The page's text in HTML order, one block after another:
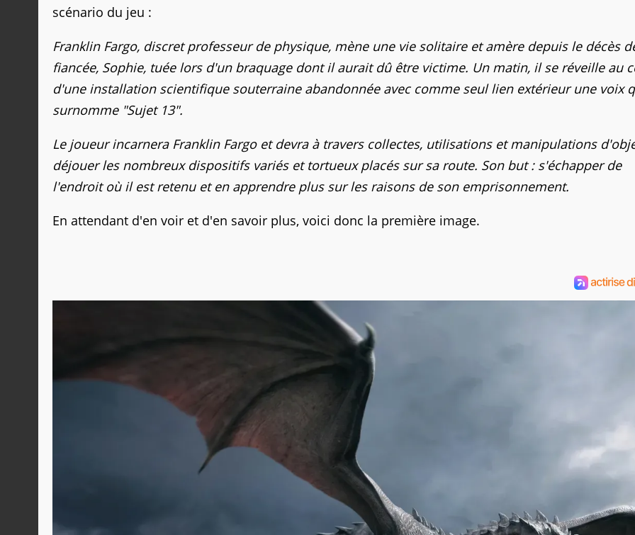
scénario du jeu :
Franklin Fargo, discret professeur de physique, mène une vie solitaire et amère depuis le décès
fiancée, Sophie, tuée lors d'un braquage dont il aurait dû être victime. Un matin, il se réveille au
d'une installation scientifique souterraine abandonnée avec comme seul lien extérieur une voix
surnomme "Sujet 13".
Le joueur incarnera Franklin Fargo et devra à travers collectes, utilisations et manipulations
déjouer les nombreux dispositifs variés et tortueux placés sur sa route. Son but : s'échapper de
l'endroit où il est retenu et en apprendre plus sur les raisons de son emprisonnement.
En attendant d'en voir et d'en savoir plus, voici donc la première image.